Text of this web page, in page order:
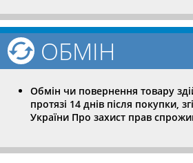
ОБМІН
Обмін чи повернення товару
протязі 14 днів після покупки,
України Про захист прав